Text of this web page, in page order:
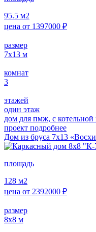
95.5 м2
цена от 1397000 ₽
размер
7х13 м
комнат
3
этажей
один этаж
дом для пмж, с котельной
проект подробнее
Дом из бруса 7х13
площадь
128 м2
цена от 2392000 ₽
размер
8х8 м